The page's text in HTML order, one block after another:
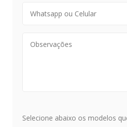
Selecione abaixo os modelos